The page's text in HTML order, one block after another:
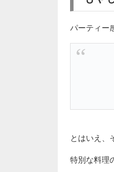
パーティー
とはいえ、
特別な料理